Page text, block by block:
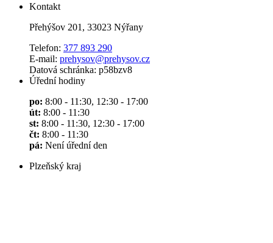
Kontakt
Přehýšov 201, 33023 Nýřany
Telefon: 377 893 290
E-mail: prehysov@prehysov.cz
Datová schránka: p58bzv8
Úřední hodiny
po: 8:00 - 11:30, 12:30 - 17:00
út: 8:00 - 11:30
st: 8:00 - 11:30, 12:30 - 17:00
čt: 8:00 - 11:30
pá: Není úřední den
Plzeňský kraj